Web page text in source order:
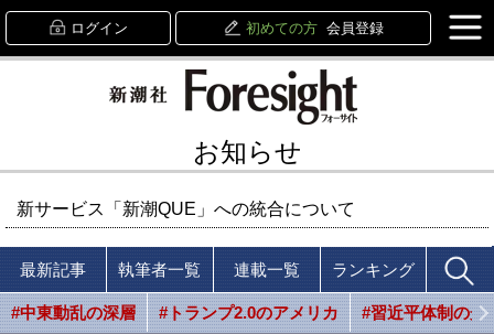
ログイン 初めての方 会員登録
お知らせ
新サービス「新潮QUE」への統合について
最新記事 執筆者一覧 連載一覧 ランキング
#中東動乱の深層 #トランプ2.0のアメリカ #習近平体制の光